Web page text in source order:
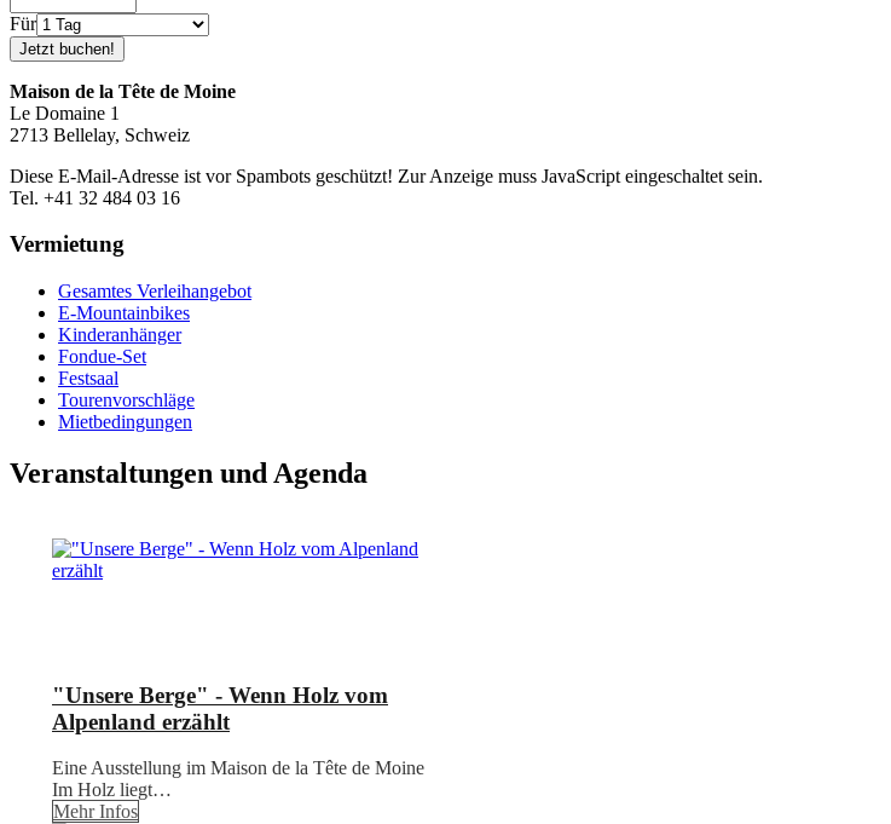
Für
Maison de la Tête de Moine
Le Domaine 1
2713 Bellelay, Schweiz
Diese E-Mail-Adresse ist vor Spambots geschützt! Zur Anzeige muss JavaScript eingeschaltet sein.
Tel. +41 32 484 03 16
Vermietung
Gesamtes Verleihangebot
E-Mountainbikes
Kinderanhänger
Fondue-Set
Festsaal
Tourenvorschläge
Mietbedingungen
Veranstaltungen und Agenda
"Unsere Berge" - Wenn Holz vom
Alpenland erzählt
Eine Ausstellung im Maison de la Tête de Moine
Im Holz liegt…
Mehr Infos